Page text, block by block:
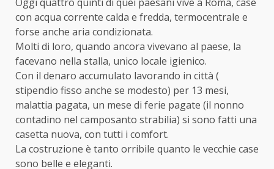
con acqua corrente calda e fredda, termocentrale e
forse anche aria condizionata.
Molti di loro, quando ancora vivevano al paese, la
facevano nella stalla, unico locale igienico.
Con il denaro accumulato lavorando in città (
stipendio fisso anche se modesto) per 13 mesi,
malattia pagata, un mese di ferie pagate (il nonno
contadino nel camposanto strabilia) si sono fatti una
casetta nuova, con tutti i comfort.
La costruzione è tanto orribile quanto le vecchie case
sono belle e eleganti.